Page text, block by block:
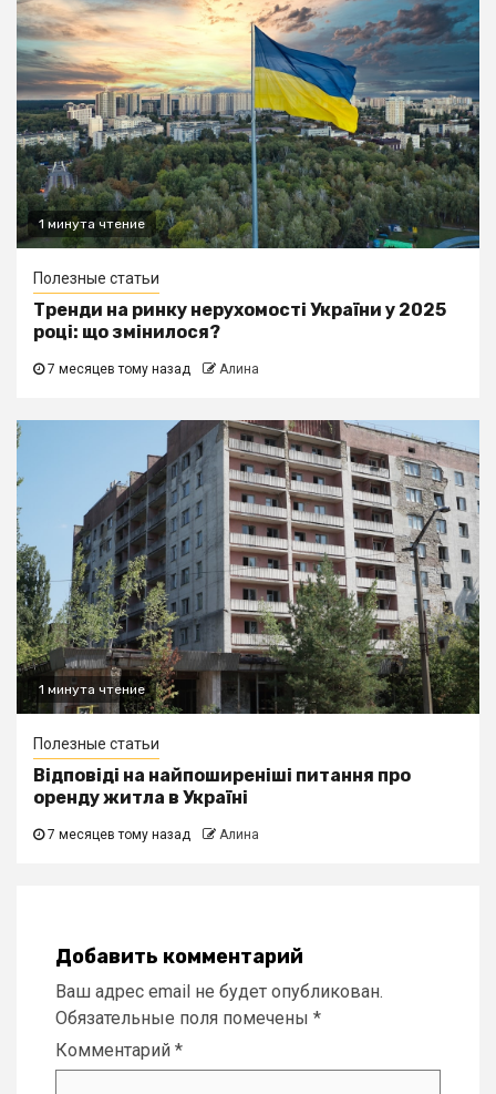
1 минута чтение
Полезные статьи
Тренди на ринку нерухомості України у 2025
році: що змінилося?
7 месяцев тому назад Алина
1 минута чтение
Полезные статьи
Відповіді на найпоширеніші питання про
оренду житла в Україні
7 месяцев тому назад Алина
Добавить комментарий
Ваш адрес email не будет опубликован.
Обязательные поля помечены *
Комментарий *